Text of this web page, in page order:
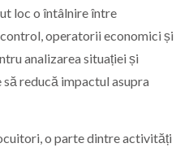
loc o întâlnire între
operatorii economici și
analizarea situației și
reducă impactul asupra
o parte dintre activități